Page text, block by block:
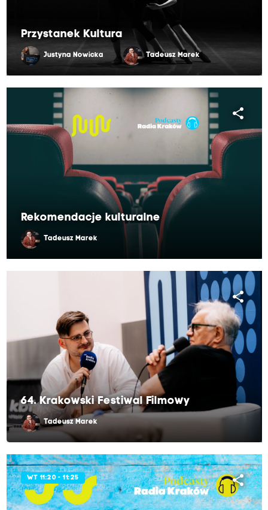
Przystanek Kultura
Justyna Nowicka Tadeusz Marek
share
Rekomendacje kulturalne
Tadeusz Marek
share
64. Krakowski Festiwal Filmowy
Tadeusz Marek
WT 11:20 - 11:25 share